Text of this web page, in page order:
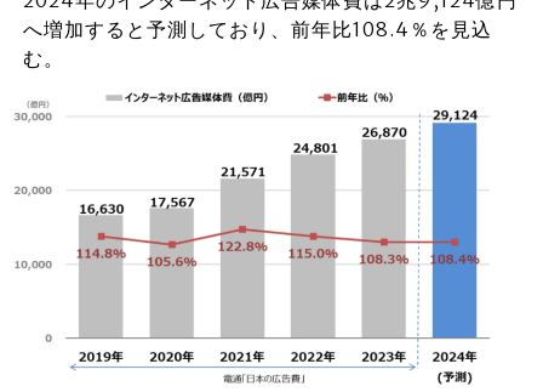
へ増加すると予測しており、前年比108.4％を見込
む。